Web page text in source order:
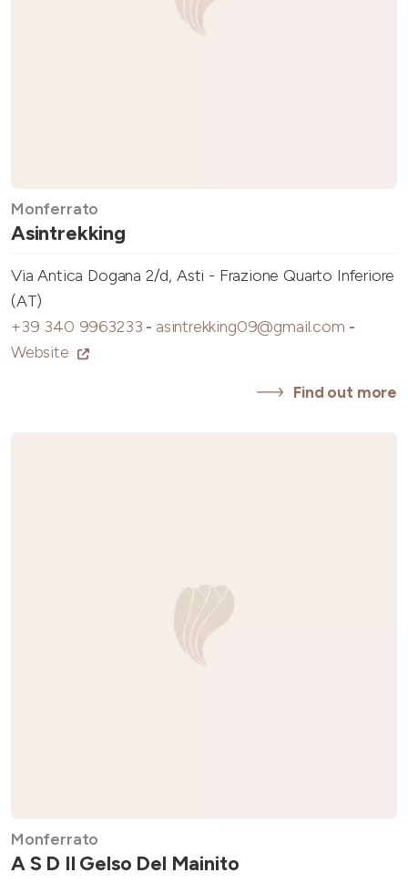
Monferrato
Asintrekking
Via Antica Dogana 2/d, Asti - Frazione Quarto Inferiore
(AT)
+39 340 9963233 - asintrekking09@gmail.com -
Website
Find out more
Monferrato
A S D Il Gelso Del Mainito